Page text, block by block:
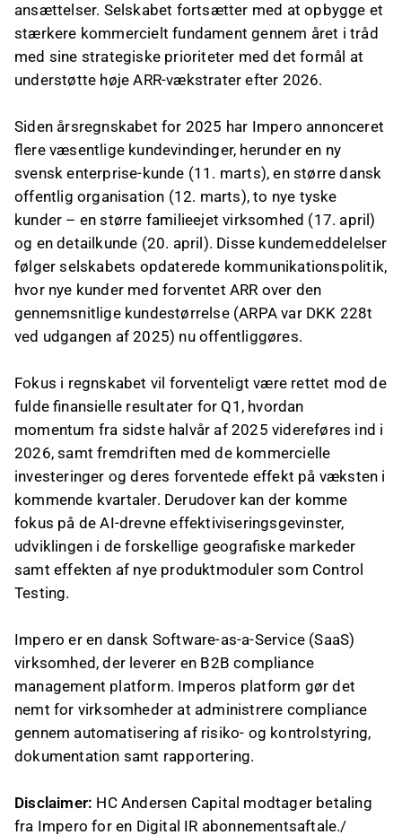
ansættelser. Selskabet fortsætter med at opbygge et
stærkere kommercielt fundament gennem året i tråd
med sine strategiske prioriteter med det formål at
understøtte høje ARR-vækstrater efter 2026.
Siden årsregnskabet for 2025 har Impero annonceret
flere væsentlige kundevindinger, herunder en ny
svensk enterprise-kunde (11. marts), en større dansk
offentlig organisation (12. marts), to nye tyske
kunder – en større familieejet virksomhed (17. april)
og en detailkunde (20. april). Disse kundemeddelelser
følger selskabets opdaterede kommunikationspolitik,
hvor nye kunder med forventet ARR over den
gennemsnitlige kundestørrelse (ARPA var DKK 228t
ved udgangen af 2025) nu offentliggøres.
Fokus i regnskabet vil forventeligt være rettet mod de
fulde finansielle resultater for Q1, hvordan
momentum fra sidste halvår af 2025 videreføres ind i
2026, samt fremdriften med de kommercielle
investeringer og deres forventede effekt på væksten i
kommende kvartaler. Derudover kan der komme
fokus på de AI-drevne effektiviseringsgevinster,
udviklingen i de forskellige geografiske markeder
samt effekten af nye produktmoduler som Control
Testing.
Impero er en dansk Software-as-a-Service (SaaS)
virksomhed, der leverer en B2B compliance
management platform. Imperos platform gør det
nemt for virksomheder at administrere compliance
gennem automatisering af risiko- og kontrolstyring,
dokumentation samt rapportering.
Disclaimer: HC Andersen Capital modtager betaling
fra Impero for en Digital IR abonnementsaftale./